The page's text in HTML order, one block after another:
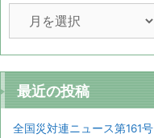
カ
イ
ブ
最近の投稿
全国災対連ニュース第161号